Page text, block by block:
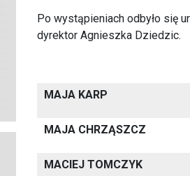
Po wystąpieniach odbyło się
dyrektor Agnieszka Dziedzic.
MAJA KARP
MAJA CHRZĄSZCZ
MACIEJ TOMCZYK